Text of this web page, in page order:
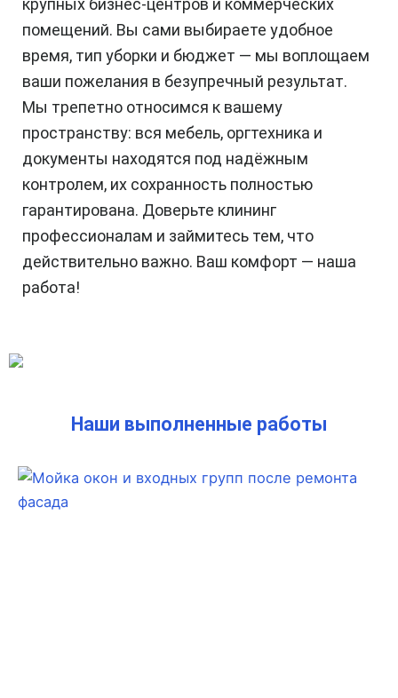
крупных бизнес-центров и коммерческих
помещений. Вы сами выбираете удобное
время, тип уборки и бюджет — мы воплощаем
ваши пожелания в безупречный результат.
Мы трепетно относимся к вашему
пространству: вся мебель, оргтехника и
документы находятся под надёжным
контролем, их сохранность полностью
гарантирована. Доверьте клининг
профессионалам и займитесь тем, что
действительно важно. Ваш комфорт — наша
работа!
Наши выполненные работы